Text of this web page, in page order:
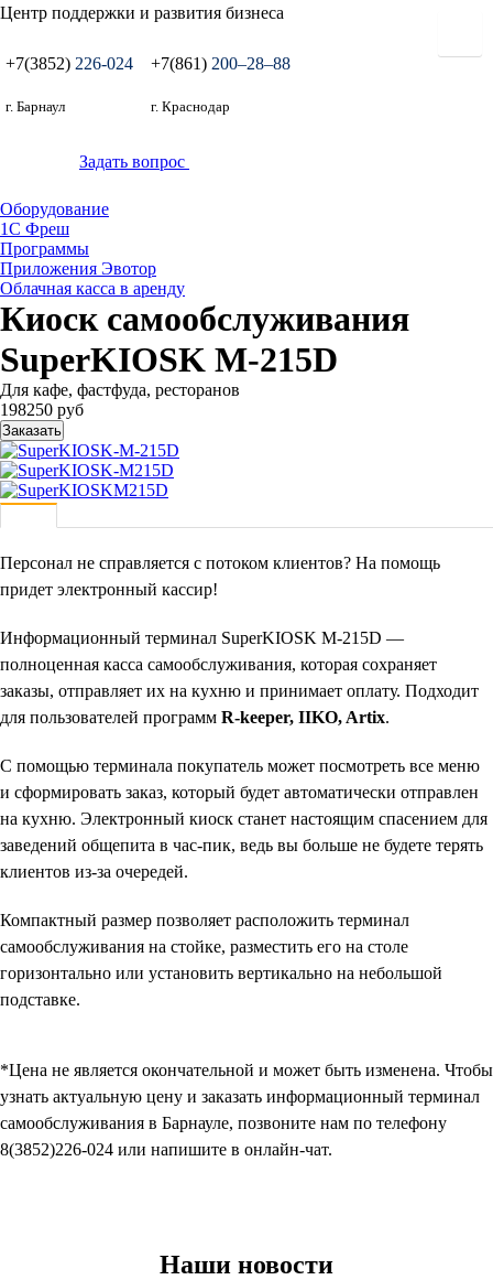
Центр поддержки и развития бизнеса
+7(3852) 226-024
г. Барнаул
+7(861) 200‒28‒88
г. Краснодар
Задать вопрос
Оборудование
1С Фреш
Программы
Приложения Эвотор
Облачная касса в аренду
Киоск самообслуживания
SuperKIOSK M-215D
Для кафе, фастфуда, ресторанов
198250 руб
Заказать
Персонал не справляется с потоком клиентов? На помощь
придет электронный кассир!
Информационный терминал SuperKIOSK M-215D —
полноценная касса самообслуживания, которая сохраняет
заказы, отправляет их на кухню и принимает оплату. Подходит
для пользователей программ R-keeper, IIKO, Artix.
С помощью терминала покупатель может посмотреть все меню
и сформировать заказ, который будет автоматически отправлен
на кухню. Электронный киоск станет настоящим спасением для
заведений общепита в час-пик, ведь вы больше не будете терять
клиентов из-за очередей.
Компактный размер позволяет расположить терминал
самообслуживания на стойке, разместить его на столе
горизонтально или установить вертикально на небольшой
подставке.
*Цена не является окончательной и может быть изменена. Чтобы
узнать актуальную цену и заказать информационный терминал
самообслуживания в Барнауле, позвоните нам по телефону
8(3852)226-024 или напишите в онлайн-чат.
Наши новости